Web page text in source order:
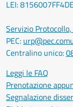
LEI:
Servizio
PEC:
Centralino unico:
Leggi le FAQ
Prenotazione
Segnalazione